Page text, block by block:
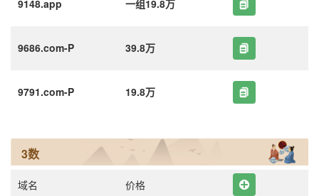
9148.app 一组19.8万
9686.com-P 39.8万
9791.com-P 19.8万
3数
域名 价格